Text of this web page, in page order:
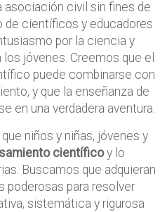
asociación civil sin fines de
de científicos y educadores
por la ciencia y
jóvenes. Creemos que el
puede combinarse con
y que la enseñanza de
en una verdadera aventura.
niños y niñas, jóvenes y
científicoy lo
Buscamos que adquieran
poderosas para resolver
sistemática y rigurosa